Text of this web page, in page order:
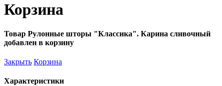
Корзина
Товар Рулонные шторы "Классика". Карина сливочный
добавлен в корзину
Закрыть Корзина
Характеристики